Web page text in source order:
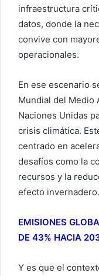
infraestructura
datos, donde la
convive con
operacionales.
En ese escenario
Mundial del Medio
Naciones Unidas
crisis climática.
centrado en
desafíos como la
recursos y la
efecto invernadero.
EMISIONES
DE 43% HACIA
Y es que el